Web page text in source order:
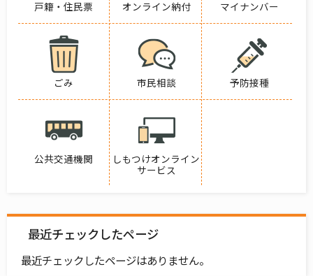
戸籍・住民票 オンライン納付 マイナンバー
ごみ 市民相談 予防接種
公共交通機関
しもつけオンライン
サービス
最近チェックしたページ
最近チェックしたページはありません。